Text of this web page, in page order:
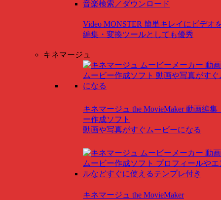
Video MONSTER 簡単キレイにビデオ
編集・変換ツールとしても優秀
キネマージュ
キネマージュ the MovieMaker 動画編集
ー作成ソフト
動画や写真がすぐムービーになる
キネマージュ the MovieMaker